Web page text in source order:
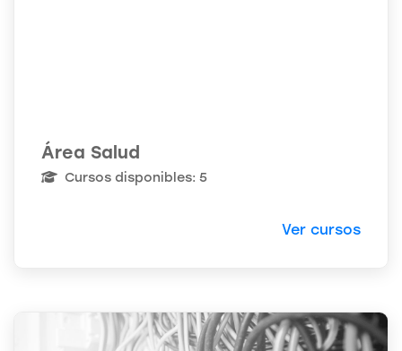
Área Salud
Cursos disponibles: 5
Ver cursos